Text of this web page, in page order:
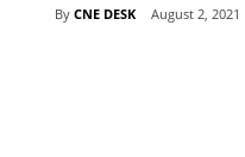
By CNE DESK August 2, 2021